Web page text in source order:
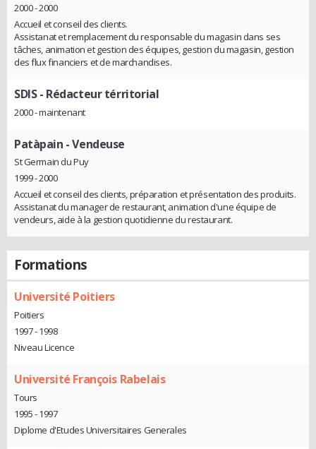
2000 - 2000
Accueil et conseil des clients.
Assistanat et remplacement du responsable du magasin dans ses
tâches, animation et gestion des équipes, gestion du magasin, gestion
des flux financiers et de marchandises.
SDIS- Rédacteur térritorial
2000 - maintenant
Patàpain - Vendeuse
St Germain du Puy
1999 - 2000
Accueil et conseil des clients, préparation et présentation des produits.
Assistanat du manager de restaurant, animation d'une équipe de
vendeurs, aide à la gestion quotidienne du restaurant.
Formations
Université Poitiers
Poitiers
1997 - 1998
Niveau Licence
Université François Rabelais
Tours
1995 - 1997
Diplome d'Etudes Universitaires Generales